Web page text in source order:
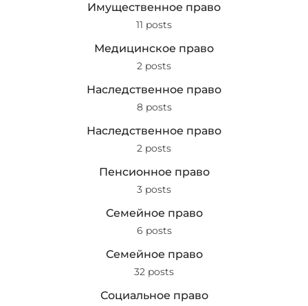
Имущественное право
11 posts
Медицинское право
2 posts
Наследственное право
8 posts
Наследственное право
2 posts
Пенсионное право
3 posts
Семейное право
6 posts
Семейное право
32 posts
Социальное право